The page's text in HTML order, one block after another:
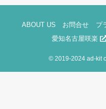
ABOUT US お問合せ プ
愛知名古屋咲楽
© 2019-2024 ad-kit